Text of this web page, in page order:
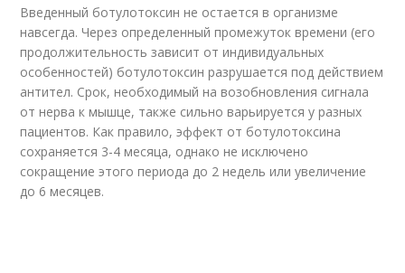
Введенный ботулотоксин не остается в организме
навсегда. Через определенный промежуток времени (его
продолжительность зависит от индивидуальных
особенностей) ботулотоксин разрушается под действием
антител. Срок, необходимый на возобновления сигнала
от нерва к мышце, также сильно варьируется у разных
пациентов. Как правило, эффект от ботулотоксина
сохраняется 3-4 месяца, однако не исключено
сокращение этого периода до 2 недель или увеличение
до 6 месяцев.